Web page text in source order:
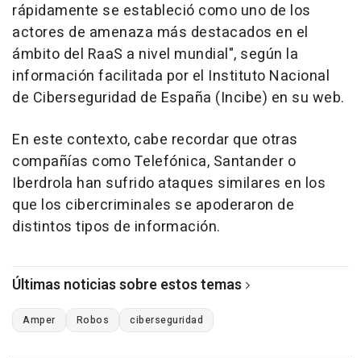
rápidamente se estableció como uno de los
actores de amenaza más destacados en el
ámbito del RaaS a nivel mundial", según la
información facilitada por el Instituto Nacional
de Ciberseguridad de España (Incibe) en su web.
En este contexto, cabe recordar que otras
compañías como Telefónica, Santander o
Iberdrola han sufrido ataques similares en los
que los cibercriminales se apoderaron de
distintos tipos de información.
Últimas noticias sobre estos temas
Amper Robos ciberseguridad